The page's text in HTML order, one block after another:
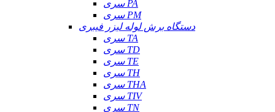
سری PA
سری PM
دستگاه برش لوله لیزر فیبری
سری TA
سری TD
سری TE
سری TH
سری THA
سری TIV
سری TN